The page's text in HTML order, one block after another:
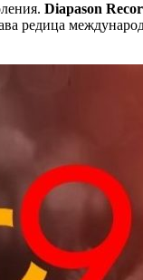
Diapason
редица